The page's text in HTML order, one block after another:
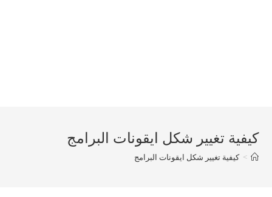
كيفية تغيير شكل ايقونات البرامج
> كيفية تغيير شكل ايقونات البرامج